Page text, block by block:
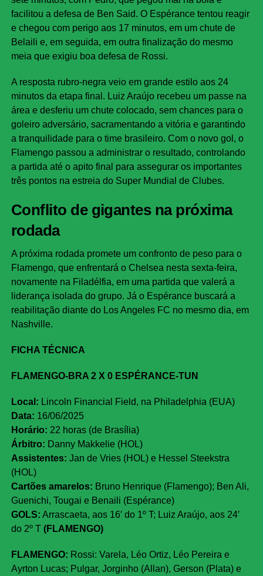
facilitou a defesa de Ben Said. O Espérance tentou reagir
e chegou com perigo aos 17 minutos, em um chute de
Belaili e, em seguida, em outra finalização do mesmo
meia que exigiu boa defesa de Rossi.
A resposta rubro-negra veio em grande estilo aos 24
minutos da etapa final. Luiz Araújo recebeu um passe na
área e desferiu um chute colocado, sem chances para o
goleiro adversário, sacramentando a vitória e garantindo
a tranquilidade para o time brasileiro. Com o novo gol, o
Flamengo passou a administrar o resultado, controlando
a partida até o apito final para assegurar os importantes
três pontos na estreia do Super Mundial de Clubes.
Conflito de gigantes na próxima
rodada
A próxima rodada promete um confronto de peso para o
Flamengo, que enfrentará o Chelsea nesta sexta-feira,
novamente na Filadélfia, em uma partida que valerá a
liderança isolada do grupo. Já o Espérance buscará a
reabilitação diante do Los Angeles FC no mesmo dia, em
Nashville.
FICHA TÉCNICA
FLAMENGO-BRA 2 X 0 ESPÉRANCE-TUN
Local: Lincoln Financial Field, na Philadelphia (EUA)
Data: 16/06/2025
Horário: 22 horas (de Brasília)
Árbitro: Danny Makkelie (HOL)
Assistentes: Jan de Vries (HOL) e Hessel Steekstra
(HOL)
Cartões amarelos: Bruno Henrique (Flamengo); Ben Ali,
Guenichi, Tougai e Benaili (Espérance)
GOLS: Arrascaeta, aos 16′ do 1º T; Luiz Araújo, aos 24′
do 2º T (FLAMENGO)
FLAMENGO: Rossi: Varela, Léo Ortiz, Léo Pereira e
Ayrton Lucas; Pulgar, Jorginho (Allan), Gerson (Plata) e